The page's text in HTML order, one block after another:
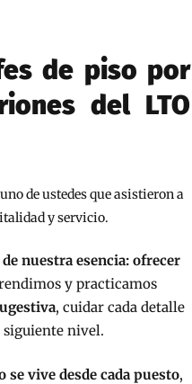
de piso por
del LTO
de ustedes que asistieron a
y servicio.
nuestra esencia: ofrecer
y practicamos
, cuidar cada detalle
siguiente nivel.
se vive desde cada puesto,